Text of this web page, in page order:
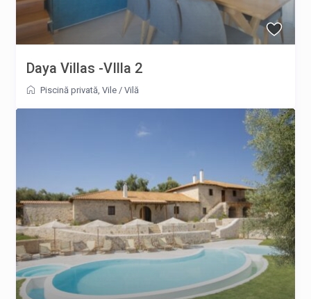
Daya Villas -VIlla 2
Piscină privată ,Vile /Vilă